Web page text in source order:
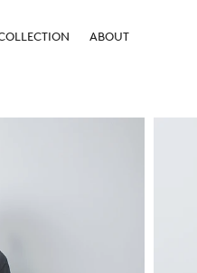
ABOUT